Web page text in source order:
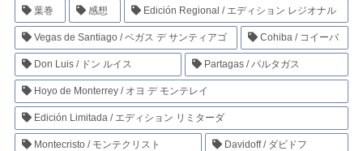
葉巻 感想 Edición Regional / エディション レジオナル
Vegas de Santiago / ベガス デ サンティアゴ Cohiba / コイーバ
Don Luis / ドン ルイス Partagas / パルタガス
Hoyo de Monterrey / オヨ デ モンテレイ
Edición Limitada / エディション リミターダ
Montecristo / モンテクリスト Davidoff / ダビドフ